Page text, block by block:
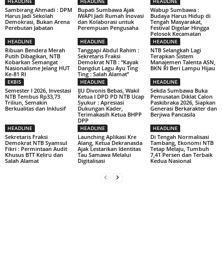
Sambirang Ahmadi : DPM
Harus Jadi Sekolah
Demokrasi, Bukan Arena
Perebutan Jabatan
Bupati Sumbawa Ajak
IWAPI Jadi Rumah Inovasi
dan Kolaborasi untuk
Perempuan Pengusaha
Wabup Sumbawa :
Budaya Harus Hidup di
Tengah Masyarakat,
Festival Digelar Hingga
Pelosok Kecamatan
HEADLINE
Ribuan Bendera Merah
Putih Dibagikan, NTB
Kobarkan Semangat
Nasionalisme Jelang HUT
Ke-81 RI
HEADLINE
Tanggapi Abdul Rahim :
Sekretaris Fraksi
Demokrat NTB : “Kayak
Dangdut Lagu Ayu Ting
Ting : Salah Alamat”
HEADLINE
NTB Selangkah Lagi
Terapkan Sistem
Manajemen Talenta ASN,
BKN RI Beri Lampu Hijau
EKBIS
Semester I 2026, Investasi
NTB Tembus Rp33,73
Triliun, Semakin
Berkualitas dan Inklusif
HEADLINE
IJU Divonis Bebas, Wakil
Ketua I DPD PD NTB Ucap
Syukur : Apresiasi
Dukungan Kader,
Terimakasih Ketua BHPP
DPP
HEADLINE
Sekda Sumbawa Buka
Pemusatan Diklat Calon
Paskibraka 2026, Siapkan
Generasi Berkarakter dan
Berjiwa Pancasila
HEADLINE
Sekretaris Fraksi
Demokrat NTB Syamsul
Fikri : Permintaan Audit
Khusus BTT Keliru dan
Salah Alamat
HEADLINE
Launching Aplikasi Kre
Alang, Ketua Dekranasda
Ajak Lestarikan Identitas
Tau Samawa Melalui
Digitalisasi
HEADLINE
Di Tengah Normalisasi
Tambang, Ekonomi NTB
Tetap Melaju, Tumbuh
7,41 Persen dan Terbaik
Kedua Nasional